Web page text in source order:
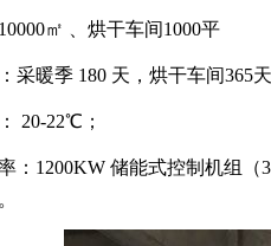
10000㎡ 、烘干车间1000平
采暖季 180 天，烘干车间365
20-22℃；
： 1200KW 储能式控制机组（